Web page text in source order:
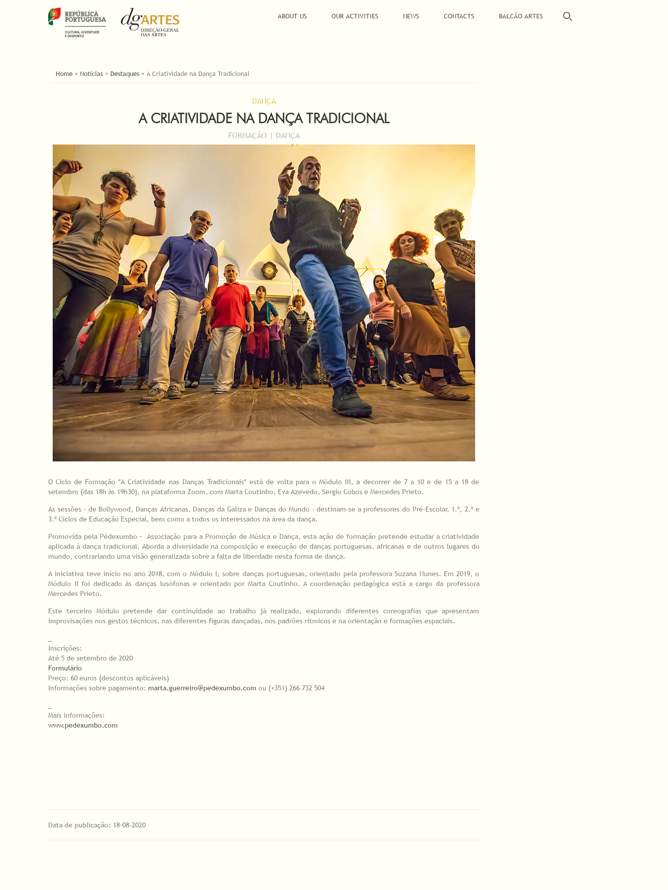
ABOUT US OUR ACTIVITIES NEWS CONTACTS BALCÃO ARTES
YOU ARE HERE
Home » Notícias » Destaques » A Criatividade na Dança Tradicional
DANÇA
A CRIATIVIDADE NA DANÇA TRADICIONAL
FORMAÇÃO | DANÇA
O Ciclo de Formação "A Criatividade nas Danças Tradicionais" está de volta para o Módulo III, a decorrer de 7 a 10 e de 15 a 18 de
setembro (das 18h às 19h30), na plataforma Zoom, com Marta Coutinho, Eva Azevedo, Sergio Cobos e Mercedes Prieto.
As sessões - de Bollywood, Danças Africanas, Danças da Galiza e Danças do Mundo - destinam-se a professores do Pré-Escolar, 1.º, 2.º e
3.º Ciclos de Educação Especial, bem como a todos os interessados na área da dança.
Promovida pela Pédexumbo – Associação para a Promoção de Música e Dança, esta ação de formação pretende estudar a criatividade
aplicada à dança tradicional. Aborda a diversidade na composição e execução de danças portuguesas, africanas e de outros lugares do
mundo, contrariando uma visão generalizada sobre a falta de liberdade nesta forma de dança.
A iniciativa teve início no ano 2018, com o Módulo I, sobre danças portuguesas, orientado pela professora Suzana Nunes. Em 2019, o
Módulo II foi dedicado às danças lusófonas e orientado por Marta Coutinho. A coordenação pedagógica está a cargo da professora
Mercedes Prieto.
Este terceiro Módulo pretende dar continuidade ao trabalho já realizado, explorando diferentes coreografias que apresentam
improvisações nos gestos técnicos, nas diferentes figuras dançadas, nos padrões rítmicos e na orientação e formações espaciais.
Inscrições:
Até 5 de setembro de 2020
Formulário
Preço: 60 euros (descontos aplicáveis)
Informações sobre pagamento: marta.guerreiro@pedexumbo.com ou (+351) 266 732 504
Mais informações:
www.pedexumbo.com
Data de publicação: 18-08-2020